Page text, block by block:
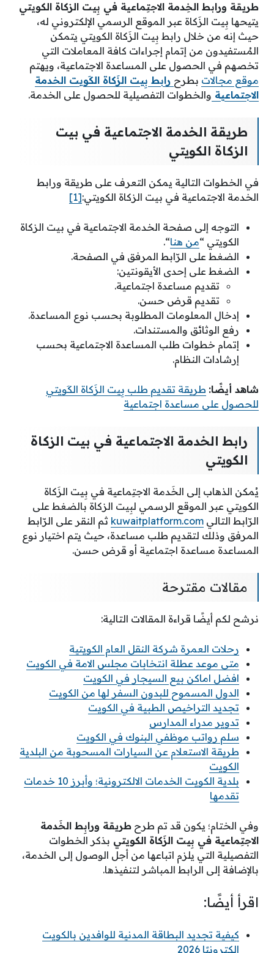
طريقة ورابط الخِدمة الاجتِماعية في بِيت الزكاة الكويتي
يتيحها بِيت الزَكاة عبر الموقع الرسمي الإلكتروني له،
حيث إنه من خلال رابط بِيت الزَكاة الكويتي يتمكن
المُستفيدون من إتمام إجراءات كافة المعاملات التي
تخصهم في الحصول على المساعدة الاجتماعية، ويهتم
موقع مجالات بطرح رابط بِيت الزَكاة الكَويت الخدمة
الاجتماعية والخطوات التفصيلية للحصول على الخدمة.
طريقة الخدمة الاجتماعية في بيت
الزكاة الكويتي
في الخطوات التالية يمكن التعرف على طريقة ورابط
الخدمة الاجتماعية في بيت الزكاة الكويتي:[1]
التوجه إلى صفحة الخدمة الاجتماعية في بيت الزكاة
الكويتي “من هنا“.
الضغط على الرّابط المرفق في الصفحة.
الضغط على إحدى الأيقونتين:
تقديم مساعدة اجتماعية.
تقديم قرض حسن.
إدخال المعلومات المطلوبة بحسب نوع المساعدة.
رفع الوثائق والمستندات.
إتمام خطوات طلب المساعدة الاجتماعية بحسب
إرشادات النظام.
شاهد أيضًا: طريقة تقديم طلب بِيت الزَكاة الكَويتي
للحصول على مساعدة اجتماعية
رابط الخدمة الاجتماعية في بيت الزكاة
الكويتي
يُمكن الذهاب إلى الخَدمة الاجتِماعية في بِيت الزَكاة
الكويتي عبر الموقع الرسمي لبِيت الزكاة بالضغط على
الرّابط التالي kuwaitplatform.com ثم النقر على الرّابط
المرفق وذلك لتقديم طلب مساعدة، حيث يتم اختيار نوع
المساعدة مساعدة اجتماعية أو قرض حسن.
مقالات مقترحة
نرشح لكم أيضًا قراءة المقالات التالية:
رحلات العمرة شركة النقل العام الكويتية
متى موعد عطلة انتخابات مجلس الامة في الكويت
افضل اماكن بيع السيجار في الكويت
الدول المسموح للبدون السفر لها من الكويت
تجديد التراخيص الطبية في الكويت
تدوير مدراء المدارس
سلم رواتب موظفي البنوك في الكويت
طريقة الاستعلام عن السيارات المسحوبة من البلدية
الكويت
بلدية الكويت الخدمات الالكترونية؛ وأبرز 10 خدمات
تقدمها
وفي الختام؛ يكون قد تم طرح طريقة ورابِط الخَدمة
الاجتِماعية في بِيت الزَكاة الكويتي بذكر الخطوات
التفصيلية التي يلزم اتباعها من أجل الوصول إلى الخدمة،
بالإضافة إلى الرابط المباشر لتنفيذها.
اقرأ أيضًا:
كيفية تجديد البطاقة المدنية للوافدين بالكويت
إلكترونيًا 2026